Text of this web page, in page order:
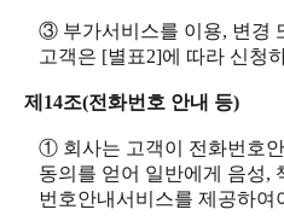
③ 부가서비스를 이용, 변경
고객은 [별표2]에 따라 신청
제14조(전화번호 안내 등)
① 회사는 고객이 전화번호
동의를 얻어 일반에게 음성,
번호안내서비스를 제공하여